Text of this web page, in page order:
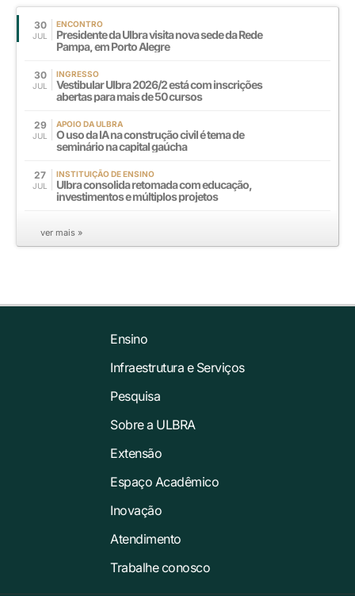
30
JUL
ENCONTRO
Presidente da Ulbra visita nova sede da Rede
Pampa, em Porto Alegre
30
JUL
INGRESSO
Vestibular Ulbra 2026/2 está com inscrições
abertas para mais de 50 cursos
29
JUL
APOIO DA ULBRA
O uso da IA na construção civil é tema de
seminário na capital gaúcha
27
JUL
INSTITUIÇÃO DE ENSINO
Ulbra consolida retomada com educação,
investimentos e múltiplos projetos
ver mais »
Ensino
Infraestrutura e Serviços
Pesquisa
Sobre a ULBRA
Extensão
Espaço Acadêmico
Inovação
Atendimento
Trabalhe conosco